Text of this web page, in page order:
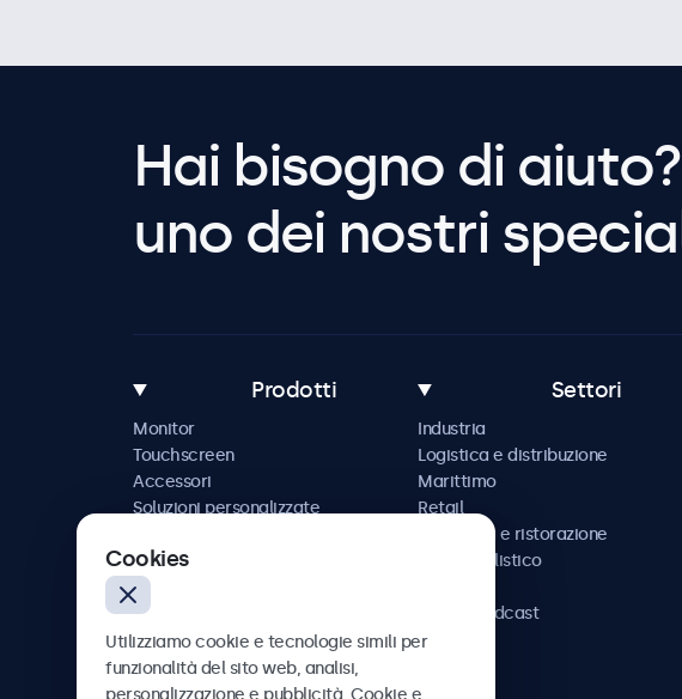
Hai bisogno di
uno dei nostri
Prodotti
Monitor
Touchscreen
Accessori
Soluzioni personalizzate
Settori
Industria
Logistica e distribuzione
Marittimo
Retail
Ospitalità e ristorazione
Automobilistico
AV e broadcast
Sanità
Cookies
Utilizziamo cookie e tecnologie simili per
funzionalità del sito web, analisi,
personalizzazione e pubblicità. Cookie e